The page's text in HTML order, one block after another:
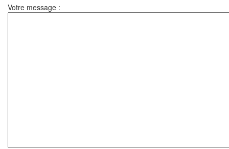
Votre message :